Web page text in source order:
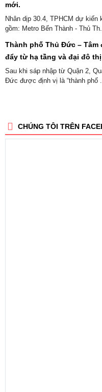
mới.
Nhân dịp 30.4, TPHCM dự
gồm: Metro Bến Thành - Thủ
Thành phố Thủ Đức –
đẩy từ hạ tầng và đại đô
Sau khi sáp nhập từ Quận 2,
Đức được định vị là “thành phố
CHÚNG TÔI TRÊN